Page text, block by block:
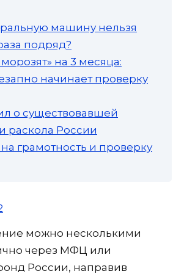
машину нельзя
подряд?
на 3 месяца:
начинает проверку
о существовавшей
раскола России
на грамотность и проверку
можно несколькими
через МФЦ или
России, направив